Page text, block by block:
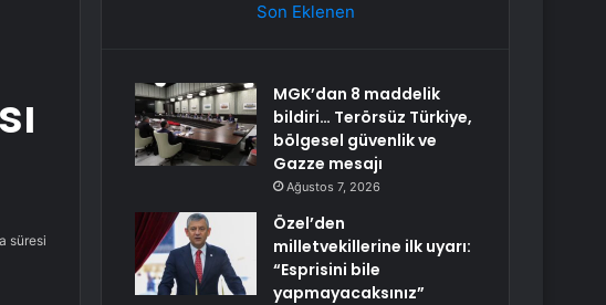
süresi
Son Eklenen
MGK’dan 8 maddelik
bildiri… Terörsüz Türkiye,
bölgesel güvenlik ve
Gazze mesajı
Ağustos 7, 2026
Özel’den
milletvekillerine ilk uyarı:
“Esprisini bile
yapmayacaksınız”